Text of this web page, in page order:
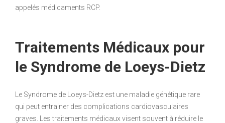
appelés médicaments RCP.
Traitements Médicaux pour
le Syndrome de Loeys-Dietz
Le Syndrome de Loeys-Dietz est une maladie génétique rare
qui peut entrainer des complications cardiovasculaires
graves. Les traitements médicaux visent souvent à réduire le